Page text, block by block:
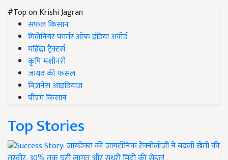
#Top on Krishi Jagran
सफल किसान
मिलेनियर फार्मर ऑफ इंडिया अवॉर्ड
महिंद्रा ट्रैक्टर्स
कृषि मशीनरी
जायद की फसल
बिज़नेस आइडियाज
पीएम किसान
Top Stories